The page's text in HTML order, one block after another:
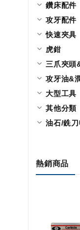
鑽床配件
攻牙配件
快速夾具
虎鉗
三爪夾頭
攻牙油&
大型工具
其他分類
油石/銑
熱銷商品